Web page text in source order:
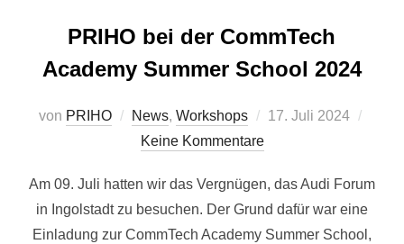
PRIHO bei der CommTech
Academy Summer School 2024
von PRIHO News, Workshops
Veröffentlicht
17. Juli 2024
Keine Kommentare
Am 09. Juli hatten wir das Vergnügen, das Audi Forum
in Ingolstadt zu besuchen. Der Grund dafür war eine
Einladung zur CommTech Academy Summer School,